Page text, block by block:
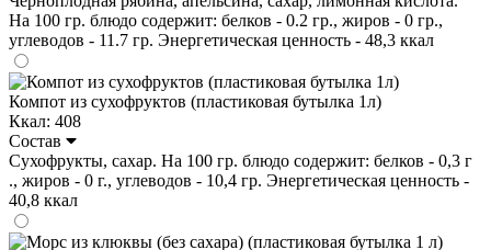
На 100 гр. блюдо содержит: белков - 0.2 гр., жиров - 0 гр.,
углеводов - 11.7 гр. Энергетическая ценность - 48,3 ккал
Компот из сухофруктов (пластиковая бутылка 1л)
Ккал: 408
Состав
Сухофрукты, сахар. На 100 гр. блюдо содержит: белков - 0,3 г
., жиров - 0 г., углеводов - 10,4 гр. Энергетическая ценность -
40,8 ккал